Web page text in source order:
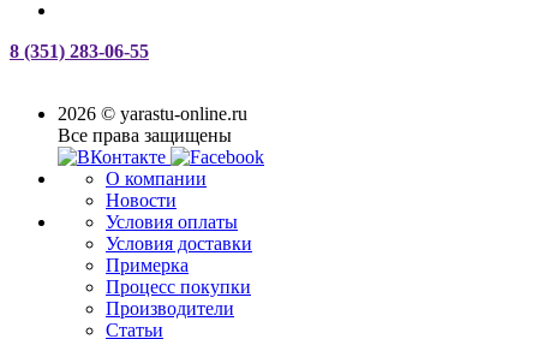
8 (351) 283-06-55
2026 © yarastu-online.ru
Все права защищены
О компании
Новости
Условия оплаты
Условия доставки
Примерка
Процесс покупки
Производители
Статьи